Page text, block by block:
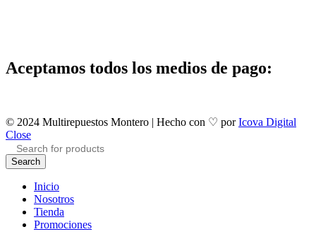
Aceptamos todos los medios de pago:
© 2024 Multirepuestos Montero | Hecho con ♡ porIcova Digital
Close
Search
Inicio
Nosotros
Tienda
Promociones